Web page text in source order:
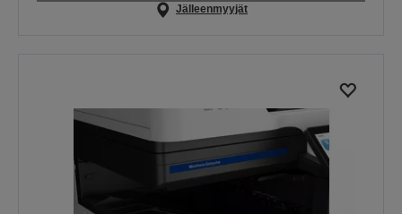
Jälleenmyyjät